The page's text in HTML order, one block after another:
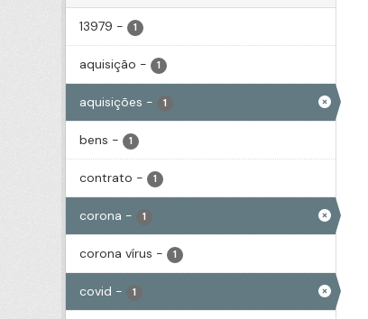
13979 - 1
aquisição - 1
aquisições - 1
bens - 1
contrato - 1
corona - 1
corona vírus - 1
covid - 1